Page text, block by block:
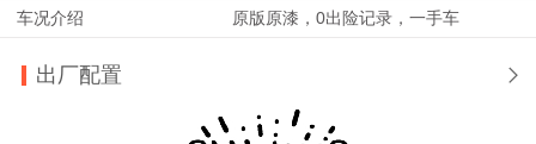
车况介绍
原版原漆，0出险记录，一手车
出厂配置 